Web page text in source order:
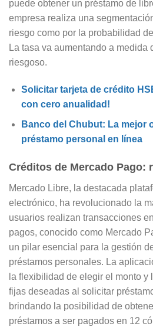
puede obtener un préstamo de
empresa realiza una
riesgo como por la probabilidad
La tasa va aumentando a medida
riesgoso.
Solicitar tarjeta de crédito
con cero anualidad!
Banco del Chubut: La mejor
préstamo personal en línea
Créditos de Mercado Pago:
Mercado Libre, la destacada
electrónico, ha revolucionado la
usuarios realizan transacciones
pagos, conocido como Mercado
un pilar esencial para la gestión
préstamos personales. La
la flexibilidad de elegir el monto y
fijas deseadas al solicitar
brindando la posibilidad de
préstamos a ser pagados en 12